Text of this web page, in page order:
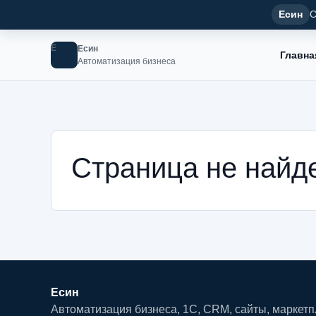
Есин
Е
Есин
Автоматизация бизнеса
Страница не
Есин
Автоматизация бизнеса, 1С, CRM, сайты,